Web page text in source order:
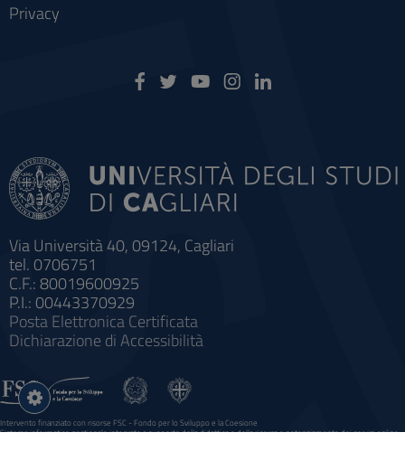
Via Università 40, 09124, Cagliari
tel. 0706751
C.F.: 80019600925
P.I.: 00443370929
Posta Elettronica Certificata
Dichiarazione di Accessibilità
Privacy
Intervento finanziato con risorse FSC - Fondo per lo Sviluppo e la Coesione
Sistema informatico gestionale integrato a supporto della didattica e della ricerca e potenziamento dei servizi online
Impostazioni
cookie